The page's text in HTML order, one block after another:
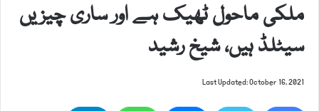
ملکی ماحول ٹھیک ہے اور ساری چیزیں
سیٹلڈ ہیں، شیخ رشید
Last Updated: October 16, 2021